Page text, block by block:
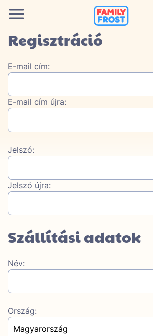
Regisztráció
E-mail cím:
E-mail cím újra:
Jelszó:
Jelszó újra:
Szállítási adatok
Név:
Ország: